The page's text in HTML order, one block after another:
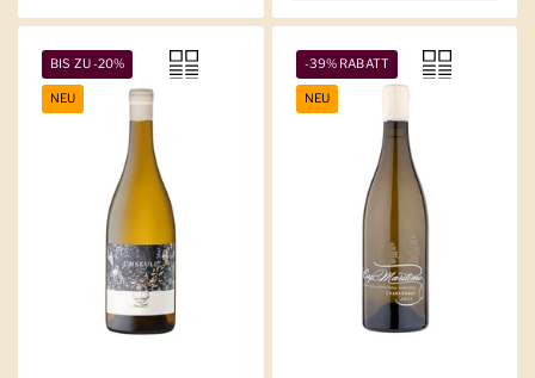
BIS ZU -20%
NEU
-39% RABATT
NEU